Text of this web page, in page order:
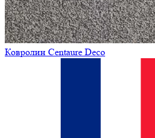
Ковролин Centaure Deco